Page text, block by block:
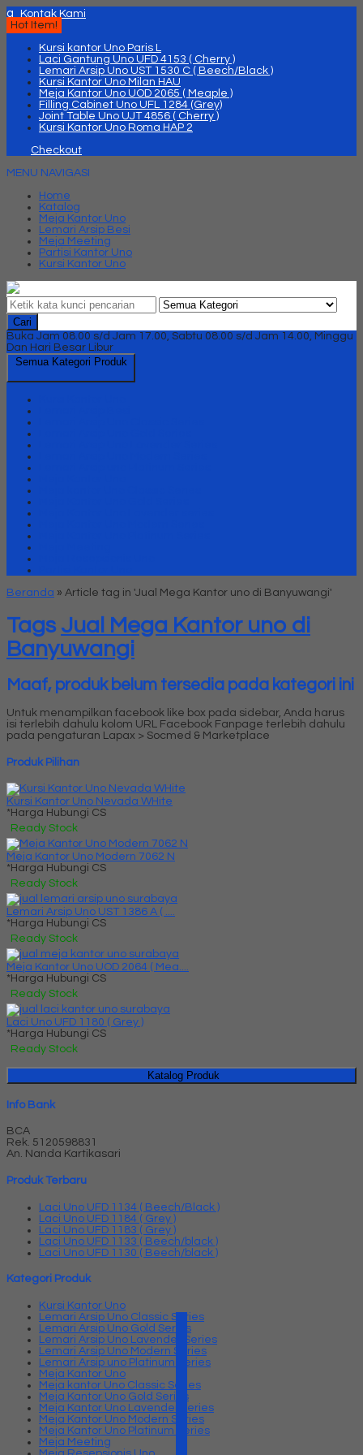
q
Kontak Kami
Hot Item!
Kursi kantor Uno Paris L
Laci Gantung Uno UFD 4153 ( Cherry )
Lemari Arsip Uno UST 1530 C ( Beech/Black )
Kursi Kantor Uno Milan HAU
Meja Kantor Uno UOD 2065 ( Meaple )
Filling Cabinet Uno UFL 1284 (Grey)
Joint Table Uno UJT 4856 ( Cherry )
Kursi Kantor Uno Roma HAP 2
Checkout
MENU NAVIGASI
Home
Katalog
Meja Kantor Uno
Lemari Arsip Besi
Meja Meeting
Partisi Kantor Uno
Kursi Kantor Uno
Cari
Buka Jam 08.00 s/d Jam 17.00, Sabtu 08.00 s/d Jam 14.00, Minggu
Dan Hari Besar Libur
Semua Kategori Produk
Beranda » Article tag in 'Jual Mega Kantor uno di Banyuwangi'
Tags Jual Mega Kantor uno di
Banyuwangi
Maaf, produk belum tersedia pada kategori ini
Untuk menampilkan facebook like box pada sidebar, Anda harus
isi terlebih dahulu kolom URL Facebook Fanpage terlebih dahulu
pada pengaturan Lapax > Socmed & Marketplace
Produk Pilihan
Kursi Kantor Uno Nevada WHite
*Harga Hubungi CS
Ready Stock
Meja Kantor Uno Modern 7062 N
*Harga Hubungi CS
Ready Stock
Lemari Arsip Uno UST 1386 A ( ....
*Harga Hubungi CS
Ready Stock
Meja Kantor Uno UOD 2064 ( Mea....
*Harga Hubungi CS
Ready Stock
Laci Uno UFD 1180 ( Grey )
*Harga Hubungi CS
Ready Stock
Katalog Produk
Info Bank
BCA
Rek. 5120598831
An. Nanda Kartikasari
Produk Terbaru
Laci Uno UFD 1134 ( Beech/Black )
Laci Uno UFD 1184 ( Grey )
Laci Uno UFD 1183 ( Grey )
Laci Uno UFD 1133 ( Beech/black )
Laci Uno UFD 1130 ( Beech/black )
Kategori Produk
Kursi Kantor Uno
Lemari Arsip Uno Classic Series
Lemari Arsip Uno Gold Series
Lemari Arsip Uno Lavender Series
Lemari Arsip Uno Modern Series
Lemari Arsip uno Platinum Series
Meja Kantor Uno
Meja kantor Uno Classic Series
Meja Kantor Uno Gold Series
Meja Kantor Uno Lavender series
Meja Kantor Uno Modern Series
Meja Kantor Uno Platinum Series
Meja Meeting